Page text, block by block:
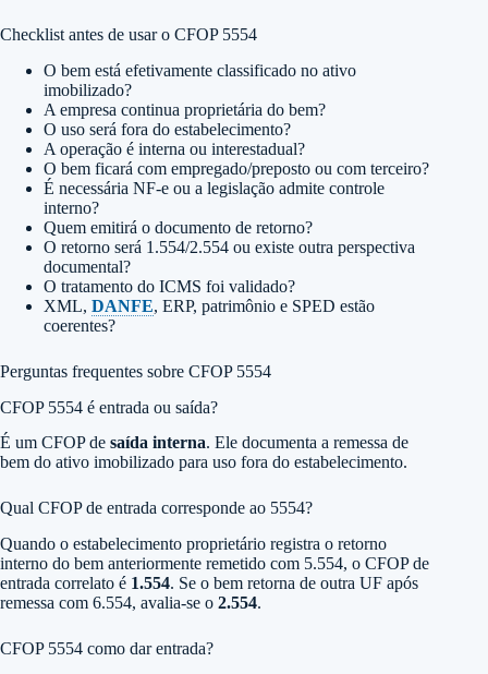
Checklist antes de usar o CFOP 5554
O bem está efetivamente classificado no ativo
imobilizado?
A empresa continua proprietária do bem?
O uso será fora do estabelecimento?
A operação é interna ou interestadual?
O bem ficará com empregado/preposto ou com terceiro?
É necessária NF-e ou a legislação admite controle
interno?
Quem emitirá o documento de retorno?
O retorno será 1.554/2.554 ou existe outra perspectiva
documental?
O tratamento do ICMS foi validado?
XML, DANFE, ERP, patrimônio e SPED estão
coerentes?
Perguntas frequentes sobre CFOP 5554
CFOP 5554 é entrada ou saída?
É um CFOP de saída interna. Ele documenta a remessa de
bem do ativo imobilizado para uso fora do estabelecimento.
Qual CFOP de entrada corresponde ao 5554?
Quando o estabelecimento proprietário registra o retorno
interno do bem anteriormente remetido com 5.554, o CFOP de
entrada correlato é 1.554. Se o bem retorna de outra UF após
remessa com 6.554, avalia-se o 2.554.
CFOP 5554 como dar entrada?